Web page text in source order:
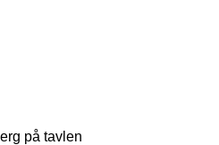
på tavlen